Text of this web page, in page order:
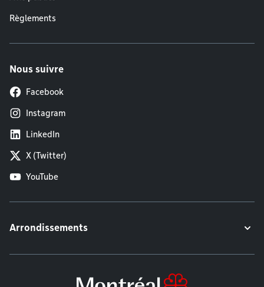
Règlements
Nous suivre
Facebook
Instagram
LinkedIn
X (Twitter)
YouTube
Arrondissements